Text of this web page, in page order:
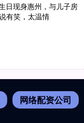
日现身惠州，与儿子房
有笑，太温情
网络配资公司